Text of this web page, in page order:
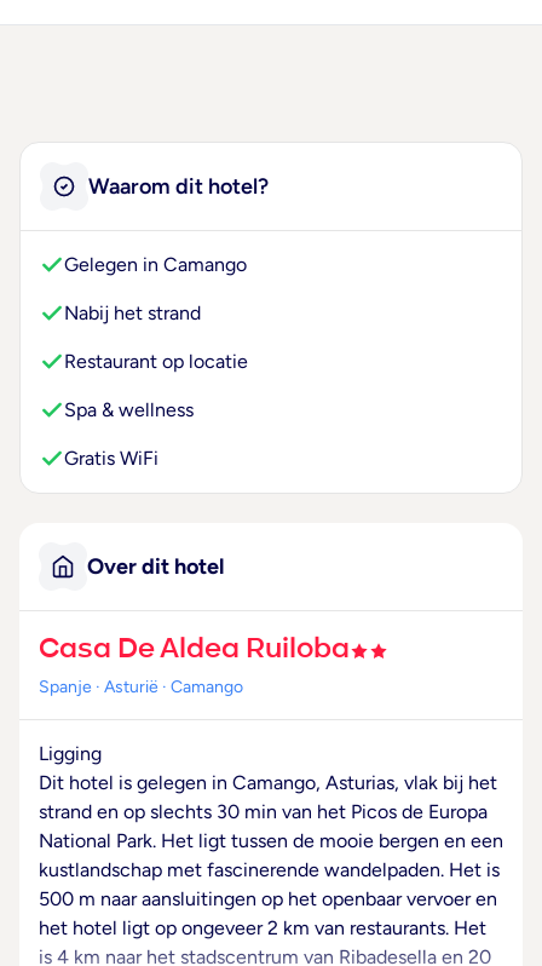
Waarom dit hotel?
Gelegen in Camango
Nabij het strand
Restaurant op locatie
Spa & wellness
Gratis WiFi
Over dit hotel
Casa De Aldea Ruiloba
Spanje · Asturië · Camango
Ligging
Dit hotel is gelegen in Camango, Asturias, vlak bij het
strand en op slechts 30 min van het Picos de Europa
National Park. Het ligt tussen de mooie bergen en een
kustlandschap met fascinerende wandelpaden. Het is
500 m naar aansluitingen op het openbaar vervoer en
het hotel ligt op ongeveer 2 km van restaurants. Het
is 4 km naar het stadscentrum van Ribadesella en 20